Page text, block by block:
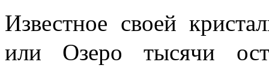
Известное своей
или Озеро тысячи